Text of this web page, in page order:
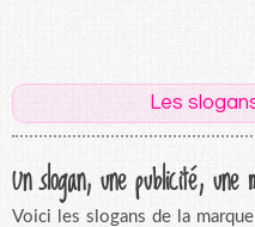
Les
Un slogan, une publicité, une
Voici les slogans de la